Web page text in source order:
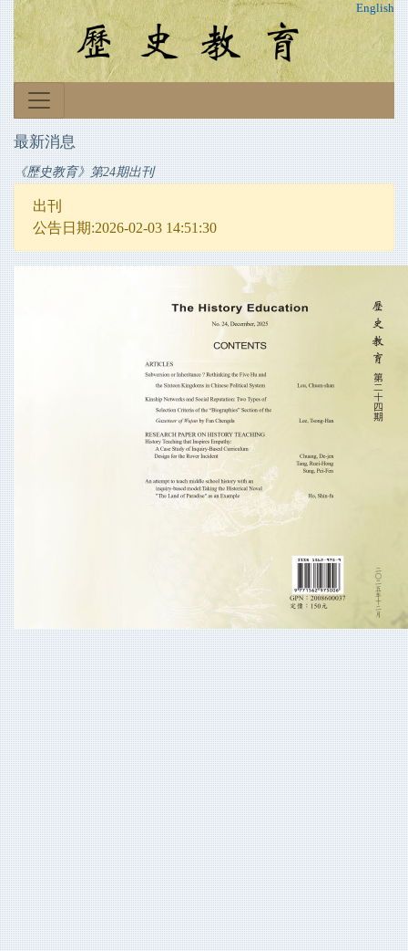
English
最新消息
《歷史教育》第24期出刊
出刊
公告日期:2026-02-03 14:51:30